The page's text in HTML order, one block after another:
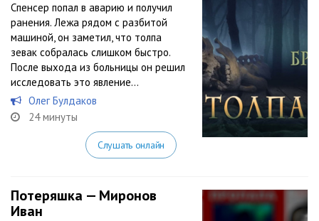
Спенсер попал в аварию и получил
ранения. Лежа рядом с разбитой
машиной, он заметил, что толпа
зевак собралась слишком быстро.
После выхода из больницы он решил
исследовать это явление…
Олег Булдаков
24 минуты
Слушать онлайн
Потеряшка — Миронов
Иван